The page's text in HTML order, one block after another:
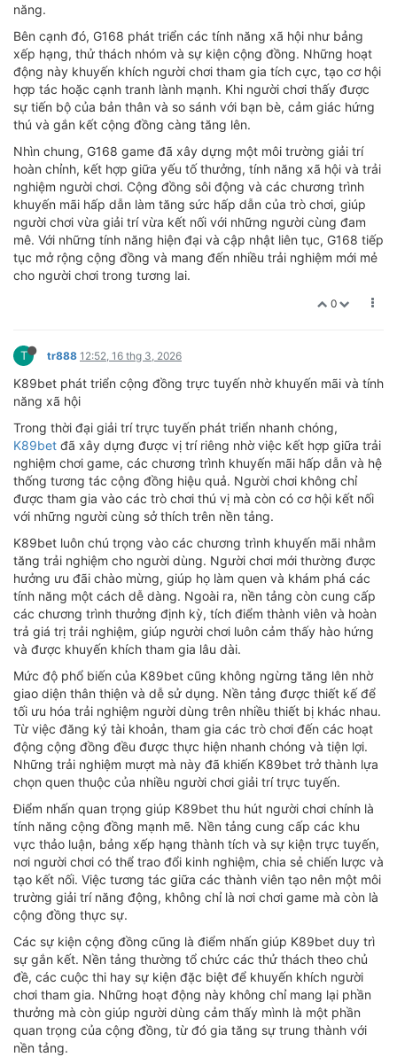
năng.
Bên cạnh đó, G168 phát triển các tính năng xã hội như bảng
xếp hạng, thử thách nhóm và sự kiện cộng đồng. Những hoạt
động này khuyến khích người chơi tham gia tích cực, tạo cơ hội
hợp tác hoặc cạnh tranh lành mạnh. Khi người chơi thấy được
sự tiến bộ của bản thân và so sánh với bạn bè, cảm giác hứng
thú và gắn kết cộng đồng càng tăng lên.
Nhìn chung, G168 game đã xây dựng một môi trường giải trí
hoàn chỉnh, kết hợp giữa yếu tố thưởng, tính năng xã hội và trải
nghiệm người chơi. Cộng đồng sôi động và các chương trình
khuyến mãi hấp dẫn làm tăng sức hấp dẫn của trò chơi, giúp
người chơi vừa giải trí vừa kết nối với những người cùng đam
mê. Với những tính năng hiện đại và cập nhật liên tục, G168 tiếp
tục mở rộng cộng đồng và mang đến nhiều trải nghiệm mới mẻ
cho người chơi trong tương lai.
0
T tr888 12:52, 16 thg 3, 2026
K89bet phát triển cộng đồng trực tuyến nhờ khuyến mãi và tính
năng xã hội
Trong thời đại giải trí trực tuyến phát triển nhanh chóng,
K89bet đã xây dựng được vị trí riêng nhờ việc kết hợp giữa trải
nghiệm chơi game, các chương trình khuyến mãi hấp dẫn và hệ
thống tương tác cộng đồng hiệu quả. Người chơi không chỉ
được tham gia vào các trò chơi thú vị mà còn có cơ hội kết nối
với những người cùng sở thích trên nền tảng.
K89bet luôn chú trọng vào các chương trình khuyến mãi nhằm
tăng trải nghiệm cho người dùng. Người chơi mới thường được
hưởng ưu đãi chào mừng, giúp họ làm quen và khám phá các
tính năng một cách dễ dàng. Ngoài ra, nền tảng còn cung cấp
các chương trình thưởng định kỳ, tích điểm thành viên và hoàn
trả giá trị trải nghiệm, giúp người chơi luôn cảm thấy hào hứng
và được khuyến khích tham gia lâu dài.
Mức độ phổ biến của K89bet cũng không ngừng tăng lên nhờ
giao diện thân thiện và dễ sử dụng. Nền tảng được thiết kế để
tối ưu hóa trải nghiệm người dùng trên nhiều thiết bị khác nhau.
Từ việc đăng ký tài khoản, tham gia các trò chơi đến các hoạt
động cộng đồng đều được thực hiện nhanh chóng và tiện lợi.
Những trải nghiệm mượt mà này đã khiến K89bet trở thành lựa
chọn quen thuộc của nhiều người chơi giải trí trực tuyến.
Điểm nhấn quan trọng giúp K89bet thu hút người chơi chính là
tính năng cộng đồng mạnh mẽ. Nền tảng cung cấp các khu
vực thảo luận, bảng xếp hạng thành tích và sự kiện trực tuyến,
nơi người chơi có thể trao đổi kinh nghiệm, chia sẻ chiến lược và
tạo kết nối. Việc tương tác giữa các thành viên tạo nên một môi
trường giải trí năng động, không chỉ là nơi chơi game mà còn là
cộng đồng thực sự.
Các sự kiện cộng đồng cũng là điểm nhấn giúp K89bet duy trì
sự gắn kết. Nền tảng thường tổ chức các thử thách theo chủ
đề, các cuộc thi hay sự kiện đặc biệt để khuyến khích người
chơi tham gia. Những hoạt động này không chỉ mang lại phần
thưởng mà còn giúp người dùng cảm thấy mình là một phần
quan trọng của cộng đồng, từ đó gia tăng sự trung thành với
nền tảng.